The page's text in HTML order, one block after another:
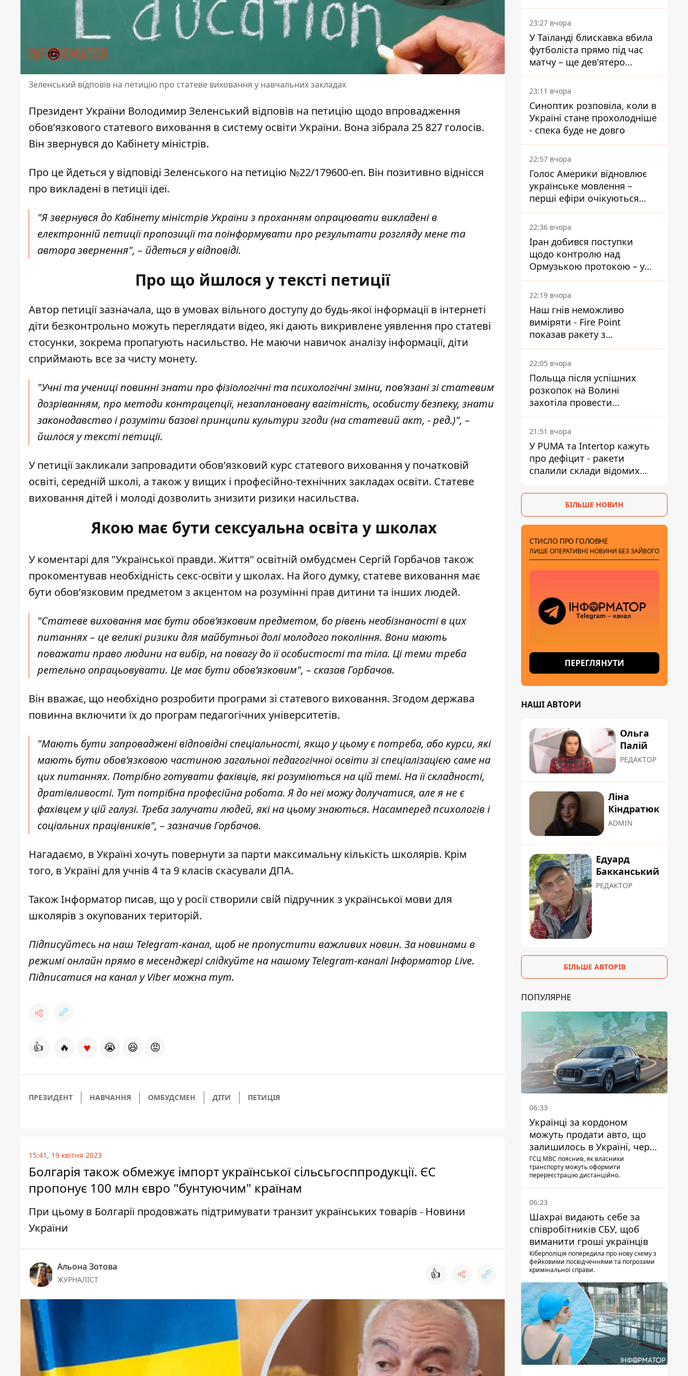
Зеленський відповів на петицію про статеве виховання у навчальних закладах
Президент України ВолодимирЗеленський відповів на петицію щодо впровадження
обов’язкового статевого виховання в систему освіти України. Вона зібрала 25 827 голосів.
Він звернувся до Кабінету міністрів.
Про це йдеться у відповіді Зеленського на петицію №22/179600-еп. Він позитивно віднісся
про викладені в петиції ідеї.
"Я звернувся до Кабінету міністрів України з проханням опрацювати викладені в
електронній петиції пропозиції та поінформувати про результати розгляду мене та
автора звернення", – йдеться у відповіді.
Про що йшлося у тексті петиції
Автор петиції зазначала, що в умовах вільного доступу до будь-якої інформації в інтернеті
діти безконтрольно можуть переглядати відео, які дають викривлене уявлення про статеві
стосунки, зокрема пропагують насильство. Не маючи навичок аналізу інформації, діти
сприймають все за чисту монету.
"Учні та учениці повинні знати про фізіологічні та психологічні зміни, пов’язані зі статевим
дозріванням, про методи контрацепції, незаплановану вагітність, особисту безпеку, знати
законодавство і розуміти базові принципи культури згоди (на статевий акт, - ред.)", –
йшлося у тексті петиції.
У петиції закликали запровадити обовʼязковий курс статевого виховання у початковій
освіті, середній школі, а також у вищих і професійно-технічних закладах освіти. Статеве
виховання дітей і молоді дозволить знизити ризики насильства.
Якою має бути сексуальна освіта у школах
Укоментарі для "Української правди. Життя" освітній омбудсмен Сергій Горбачов також
прокоментував необхідність секс-освіти у школах. На його думку, статеве виховання має
бути обов’язковим предметом з акцентом на розумінні прав дитини та інших людей.
"Статеве виховання має бути обов’язковим предметом, бо рівень необізнаності в цих
питаннях – це великі ризики для майбутньої долі молодого покоління. Вони мають
поважати право людини на вибір, на повагу до її особистості та тіла. Ці теми треба
ретельно опрацьовувати. Це має бути обов’язковим", – сказав Горбачов.
Він вважає, що необхідно розробити програми зі статевого виховання. Згодом держава
повинна включити їх до програм педагогічних університетів.
"Мають бути запровадженівідповідні спеціальності, якщо у цьому є потреба, або курси, які
мають бути обов’язковою частиною загальної педагогічної освіти зі спеціалізацією саме на
цих питаннях. Потрібно готувати фахівців, які розуміються на цій темі. На її складності,
дратівливості. Тут потрібна професійна робота. Я до неї можу долучатися, але я не є
фахівцем у цій галузі. Треба залучати людей, які на цьому знаються. Насамперед психологів і
соціальних працівників", – зазначив Горбачов.
Нагадаємо, в Україні хочуть повернути за парти максимальну кількість школярів. Крім
того, в Україні для учнів 4 та 9 класів скасували ДПА.
ТакожІнформатор писав, що у росіїстворили свій підручник з української мови для
школярів з окупованих територій.
Підписуйтесь на наш Telegram-канал, щоб не пропустити важливих новин. За новинами в
режимі онлайн прямо в месенджері слідкуйте на нашому Telegram-каналіІнформатор Live.
Підписатися на канал у Viber можнатут.
👍 🔥 ♥ 😭 😆 😡
ПРЕЗИДЕНТ НАВЧАННЯ ОМБУДСМЕН ДІТИ ПЕТИЦІЯ
15:41, 19 квітня 2023
Болгарія також обмежує імпорт української сільсьгосппродукції. ЄС
пропонує 100 млн євро "бунтуючим" країнам
При цьому в Болгарії продовжать підтримувати транзит українських товарів - Новини
України
Альона Зотова
ЖУРНАЛІСТ 👍
опитування
23:27 вчора
У Таїланді блискавка вбила
футболіста прямо під час
матчу – ще дев'ятеро
постраждали
23:11 вчора
Синоптик розповіла, коли в
Україні стане прохолодніше
- спека буде не довго
22:57 вчора
Голос Америки відновлює
українське мовлення –
перші ефіри очікуються
наступного тижня
22:36 вчора
Іран добився поступки
щодо контролю над
Ормузькою протокою – у
Reuters розкрили деталі
22:19 вчора
Наш гнів неможливо
виміряти - Fire Point
показав ракету з
загадковою позначкою 723
22:05 вчора
Польща після успішних
розкопок на Волині
захотіла провести
ексгумацію у нових місцях
21:51 вчора
У PUMA та Intertop кажуть
про дефіцит - ракети
спалили склади відомих
БІЛЬШЕ НОВИН
СТИСЛО ПРО ГОЛОВНЕ
ЛИШЕ ОПЕРАТИВНІ НОВИНИ БЕЗ ЗАЙВОГО
ПЕРЕГЛЯНУТИ
НАШІ АВТОРИ
Ольга
Палій
РЕДАКТОР
Ліна
Кіндратюк
ADMIN
Едуард
Бакканський
РЕДАКТОР
БІЛЬШЕ АВТОРІВ
ПОПУЛЯРНЕ
06:33
Українці за кордоном
можуть продати авто, що
залишилось в Україні, через
Дію - МВС
ГСЦ МВС пояснив, як власники
транспорту можуть оформити
перереєстрацію дистанційно.
06:23
Шахраї видають себе за
співробітників СБУ, щоб
виманити гроші українців
Кіберполіція попередила про нову схему з
фейковими посвідченнями та погрозами
кримінальної справи.